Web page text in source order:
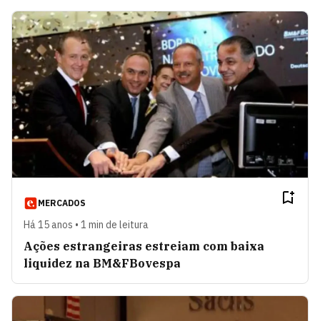
MERCADOS
Há 15 anos • 1 min de leitura
Ações estrangeiras estreiam com baixa
liquidez na BM&FBovespa